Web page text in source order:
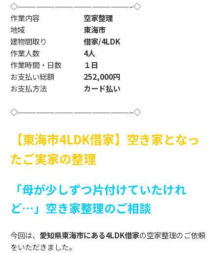
◇——————————————————–◇
作業内容 空家整理
地域 東海市
建物間取り 借家/4LDK
作業人数 4人
作業時間・日数
１日
お支払い総額 252,000円
お支払方法 カード払い
◇——————————————————–◇
【東海市4LDK借家】空き家となっ
たご実家の整理
「母が少しずつ片付けていたけれ
ど…」空き家整理のご相談
今回は、 愛知県東海市にある4LDK借家の空家整理のご依頼
をいただきました。